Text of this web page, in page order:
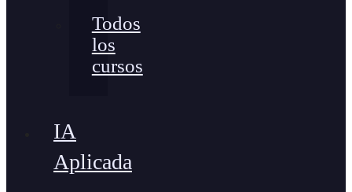
Todos
los
cursos
IA
Aplicada